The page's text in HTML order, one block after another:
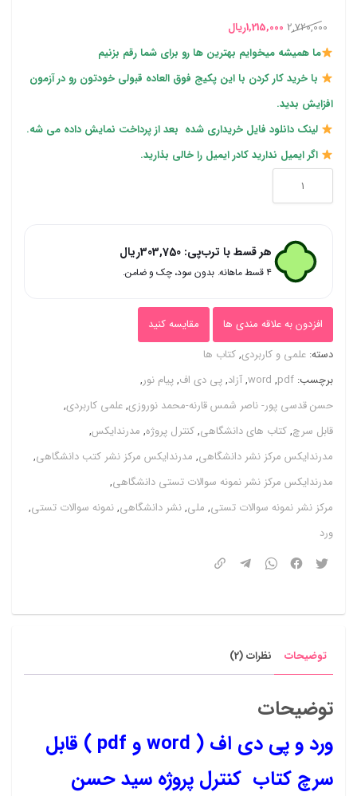
در
امتیازدهی
مشتری
2,720,000 قیمت
اصلی
2,720,000ریال
بود.
1,215,000ریال
فعلی
1,215,000ریال
ما همیشه میخوایم بهترین ها رو برای شما رقم بزنیم
با خرید کار کردن با این پکیج فوق العاده قبولی خودتون رو در آزمون
افزایش بدید.
لینک دانلود فایل خریداری شده بعد از پرداخت نمایش داده می شه.
اگر ایمیل ندارید کادر ایمیل را خالی بذارید.
و
(
word
و
pdf
)
قابل
سرچ
کتاب
کنترل
پروژه
حسن
پور
جامع
کاربردی
عدد
هر قسط با ترب‌پی: 303,750ریال
۴ قسط ماهانه. بدون سود، چک و ضامن.
افزدون به علاقه مندی ها
مقایسه کنید
دسته: علمی و کاربردی,کتاب ها
برچسب: pdf
,
word
,آزاد,پی دی اف,پیام نور,
حسن قدسی پور- ناصر شمس قارنه-محمد نوروزی,علمی کاربردی,
قابل سرچ,کتاب های دانشگاهی,کنترل پروژه, مدرندایکس,
مدرندایکس مرکز نشر دانشگاهی, مدرندایکس مرکز نشر کتب دانشگاهی,
مدرندایکس مرکز نشر نمونه سوالات تستی دانشگاهی,
مرکز نشر نمونه سوالات تستی, ملی,نشر دانشگاهی,نمونه سوالات تستی,
ورد
توضیحات نظرات (2)
توضیحات
ورد و پی دی اف ( word و pdf ) قابل
سرچ کتاب کنترل پروژه سید حسن